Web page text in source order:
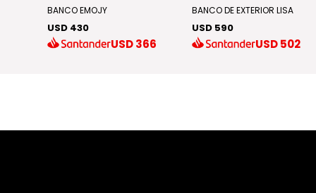
BANCO EMOJY
USD 430
USD366
BANCO DE EXTERIOR LISA
USD 590
USD502